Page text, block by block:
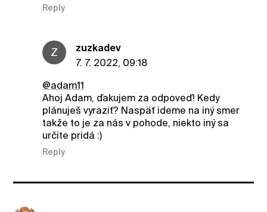
Reply
Z
zuzkadev
7. 7. 2022, 09:18
@adam11
Ahoj Adam, ďakujem za odpoveď! Kedy
plánuješ vyraziť? Naspäť ideme na iný smer
takže to je za nás v pohode, niekto iný sa
určite pridá :)
Reply